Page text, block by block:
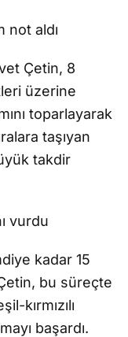
not aldı
Çetin, 8
üzerine
toparlayarak
taşıyan
takdir
vurdu
kadar 15
bu süreçte
kırmızılı
başardı.